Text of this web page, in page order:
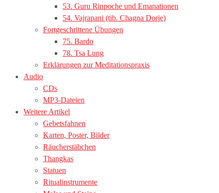
53. Guru Rinpoche und Emanationen
54. Vajrapani (tib. Chagna Dorje)
Fortgeschrittene Übungen
75. Bardo
78. Tsa Lung
Erklärungen zur Meditationspraxis
Audio
CDs
MP3-Dateien
Weitere Artikel
Gebetsfahnen
Karten, Poster, Bilder
Räucherstäbchen
Thangkas
Statuen
Ritualinstrumente